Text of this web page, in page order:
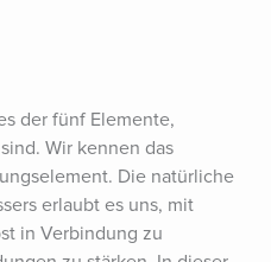
der fünf Elemente,
Wir kennen das
Die natürliche
erlaubt es uns, mit
in Verbindung zu